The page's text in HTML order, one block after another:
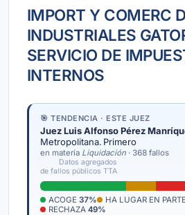
IMPORT Y COMERC
INDUSTRIALES
SERVICIO DE
INTERNOS
🎯 TENDENCIA · ESTE JUEZ
Juez Luis Alfonso Pérez
Metropolitana. Primero
en materia Liquidación · 368 fallos
Datos agregados
de fallos públicos TTA
ACOGE 37% HA LUGAR EN
RECHAZA 49%